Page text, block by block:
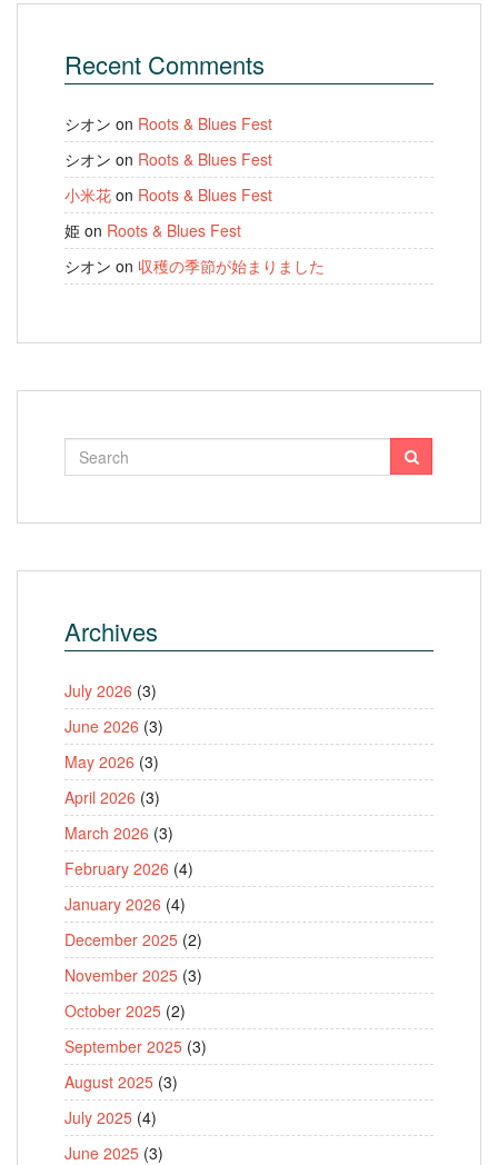
Recent Comments
シオン on Roots & Blues Fest
シオン on Roots & Blues Fest
小米花 on Roots & Blues Fest
姫 on Roots & Blues Fest
シオン on 収穫の季節が始まりました
Archives
July 2026 (3)
June 2026 (3)
May 2026 (3)
April 2026 (3)
March 2026 (3)
February 2026 (4)
January 2026 (4)
December 2025 (2)
November 2025 (3)
October 2025 (2)
September 2025 (3)
August 2025 (3)
July 2025 (4)
June 2025 (3)